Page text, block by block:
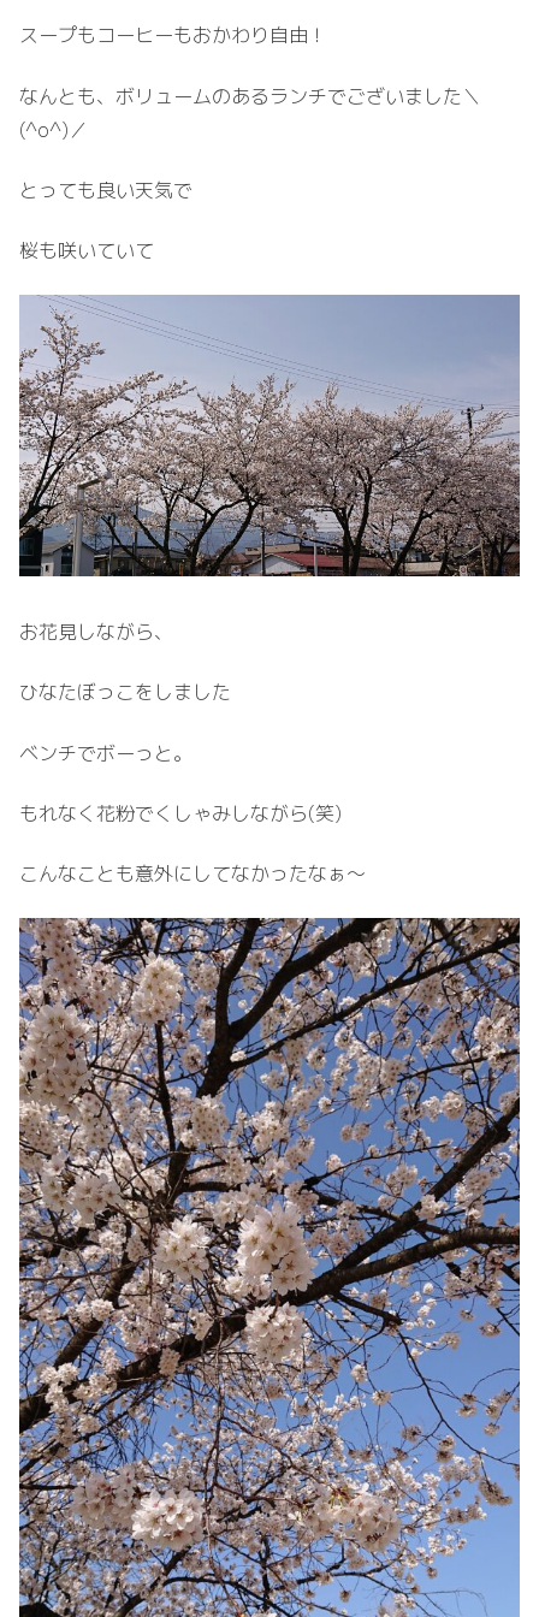
スープもコーヒーもおかわり自由！
なんとも、ボリュームのあるランチでございました＼
(^o^)／
とっても良い天気で
桜も咲いていて
お花見しながら、
ひなたぼっこをしました
ベンチでボーっと。
もれなく花粉でくしゃみしながら(笑)
こんなことも意外にしてなかったなぁ～